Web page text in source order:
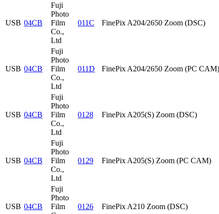
USB 04CB
Fuji
Photo
Film
Co.,
Ltd
011C FinePix A204/2650 Zoom (DSC)
USB 04CB
Fuji
Photo
Film
Co.,
Ltd
011D FinePix A204/2650 Zoom (PC CAM)
USB 04CB
Fuji
Photo
Film
Co.,
Ltd
0128 FinePix A205(S) Zoom (DSC)
USB 04CB
Fuji
Photo
Film
Co.,
Ltd
0129 FinePix A205(S) Zoom (PC CAM)
USB 04CB
Fuji
Photo
Film
0126 FinePix A210 Zoom (DSC)